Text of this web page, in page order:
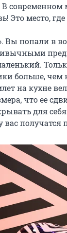
современном
Это место,
Вы попали в
больше,
на кухне
что ее
для
получатся